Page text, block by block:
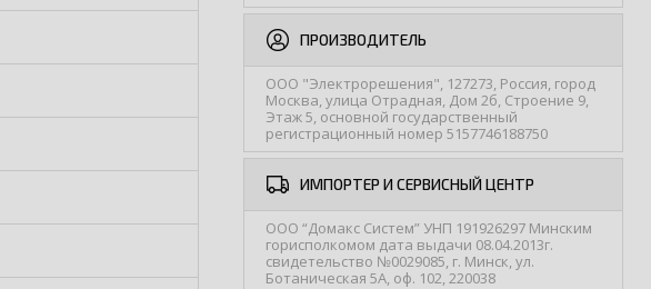
ПРОИЗВОДИТЕЛЬ
ООО "Электрорешения", 127273, Россия, город
Москва, улица Отрадная, Дом 2б, Строение 9,
Этаж 5, основной государственный
регистрационный номер 5157746188750
ИМПОРТЕР И СЕРВИСНЫЙ ЦЕНТР
ООО “Домакс Систем” УНП 191926297 Минским
горисполкомом дата выдачи 08.04.2013г.
свидетельство №0029085, г. Минск, ул.
Ботаническая 5А, оф. 102, 220038